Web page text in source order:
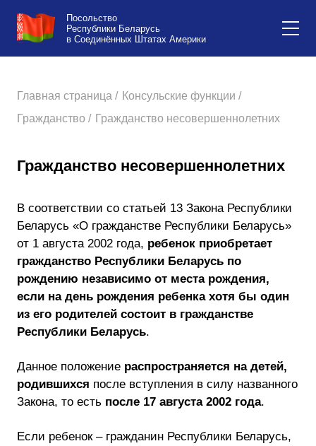
Посольство
Республики Беларусь
в Соединённых Штатах Америки
Главная страница / Консульские функции /
Гражданство / Гражданство несовершеннолетних
Гражданство несовершеннолетних
В соответствии со статьей 13 Закона Республики
Беларусь «О гражданстве Республики Беларусь»
от 1 августа 2002 года, ребенок приобретает
гражданство Республики Беларусь по
рождению независимо от места рождения,
если на день рождения ребенка хотя бы один
из его родителей состоит в гражданстве
Республики Беларусь.
Данное положение распространяется на детей,
родившихся после вступления в силу названного
Закона, то есть после 17 августа 2002 года.
Если ребенок – гражданин Республики Беларусь,